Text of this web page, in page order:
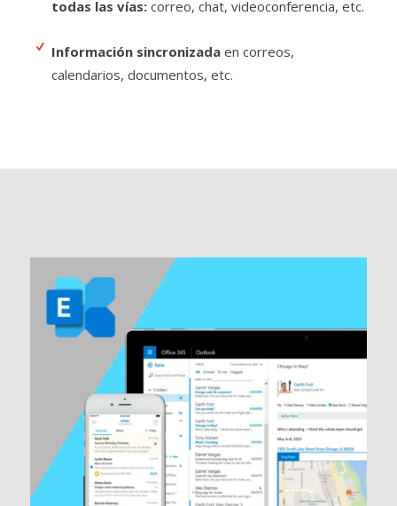
todas las vías: correo, chat, videoconferencia, etc.
Información sincronizada en correos,
calendarios, documentos, etc.